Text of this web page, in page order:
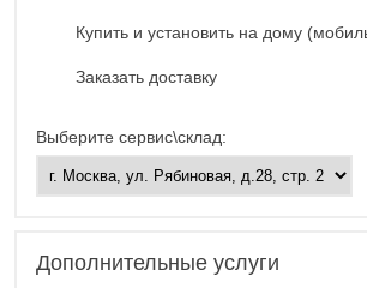
Купить и установить на дому
Заказать доставку
Выберите сервис\склад:
Дополнительные услуги